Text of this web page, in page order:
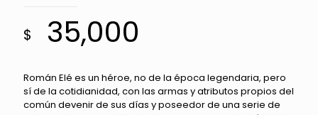
$ 35,000
Román Elé es un héroe, no de la época legendaria, pero
sí de la cotidianidad, con las armas y atributos propios del
común devenir de sus días y poseedor de una serie de